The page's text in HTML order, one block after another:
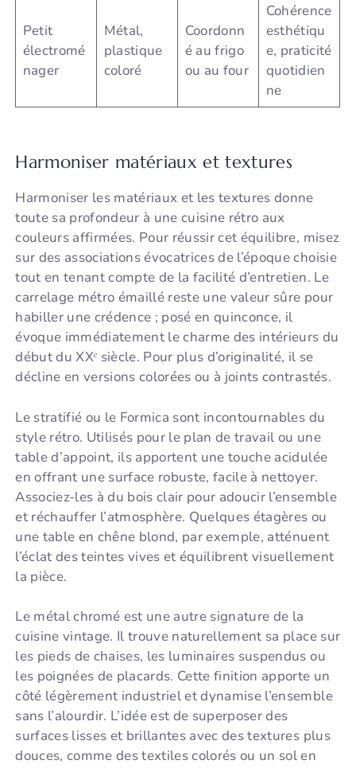
Petit
électromé
nager
Métal,
plastique
coloré
Coordonn
é au frigo
ou au four
Cohérence
esthétiqu
e, praticité
quotidien
ne
Harmoniser matériaux et textures
Harmoniser les matériaux et les textures donne
toute sa profondeur à une cuisine rétro aux
couleurs affirmées. Pour réussir cet équilibre, misez
sur des associations évocatrices de l’époque choisie
tout en tenant compte de la facilité d’entretien. Le
carrelage métro émaillé reste une valeur sûre pour
habiller une crédence ; posé en quinconce, il
évoque immédiatement le charme des intérieurs du
début du XXᵉ siècle. Pour plus d’originalité, il se
décline en versions colorées ou à joints contrastés.
Le stratifié ou le Formica sont incontournables du
style rétro. Utilisés pour le plan de travail ou une
table d’appoint, ils apportent une touche acidulée
en offrant une surface robuste, facile à nettoyer.
Associez-les à du bois clair pour adoucir l’ensemble
et réchauffer l’atmosphère. Quelques étagères ou
une table en chêne blond, par exemple, atténuent
l’éclat des teintes vives et équilibrent visuellement
la pièce.
Le métal chromé est une autre signature de la
cuisine vintage. Il trouve naturellement sa place sur
les pieds de chaises, les luminaires suspendus ou
les poignées de placards. Cette finition apporte un
côté légèrement industriel et dynamise l’ensemble
sans l’alourdir. L’idée est de superposer des
surfaces lisses et brillantes avec des textures plus
douces, comme des textiles colorés ou un sol en